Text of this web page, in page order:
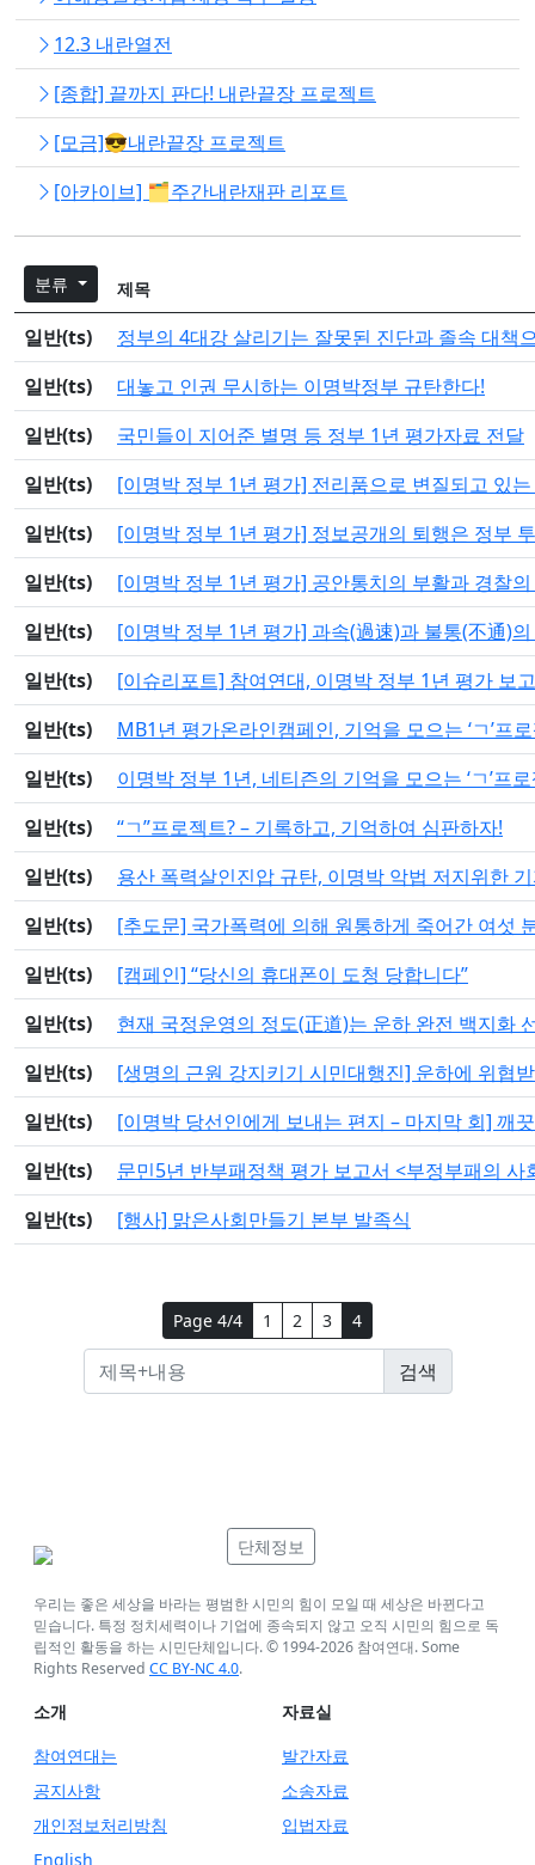
12.3 내란열전
[종합] 끝까지 판다! 내란끝장 프로젝트
[모금]😎내란끝장 프로젝트
[아카이브] 🗂️주간내란재판 리포트
분류 제목
일반(ts)
정부의 4대강 살리기는 잘못된 진단과 졸속 대책
일반(ts)
대놓고 인권 무시하는 이명박정부 규탄한다!
일반(ts)
국민들이 지어준 별명 등 정부 1년 평가자료 전달
일반(ts)
[이명박 정부 1년 평가] 전리품으로 변질되고 있
일반(ts)
[이명박 정부 1년 평가] 정보공개의 퇴행은 정부
일반(ts)
[이명박 정부 1년 평가] 공안통치의 부활과 경찰
일반(ts)
[이명박 정부 1년 평가] 과속(過速)과 불통(不通)
일반(ts)
[이슈리포트] 참여연대, 이명박 정부 1년 평가 보
일반(ts)
MB1년 평가온라인캠페인, 기억을 모으는 ‘ㄱ’프
일반(ts)
이명박 정부 1년, 네티즌의 기억을 모으는 ‘ㄱ’프
일반(ts)
“ㄱ”프로젝트? – 기록하고, 기억하여 심판하자!
일반(ts)
용산 폭력살인진압 규탄, 이명박 악법 저지위한
일반(ts)
[추도문] 국가폭력에 의해 원통하게 죽어간 여섯
일반(ts)
[캠페인] “당신의 휴대폰이 도청 당합니다”
일반(ts)
현재 국정운영의 정도(正道)는 운하 완전 백지화
일반(ts)
[생명의 근원 강지키기 시민대행진] 운하에 위협
일반(ts)
[이명박 당선인에게 보내는 편지 – 마지막 회] 깨
일반(ts)
문민5년 반부패정책 평가 보고서 <부정부패의 사
일반(ts)
[행사] 맑은사회만들기 본부 발족식
Page 4/4 1 2 3 4
단체정보
우리는 좋은 세상을 바라는 평범한 시민의 힘이 모일 때 세상은 바뀐다고
믿습니다. 특정 정치세력이나 기업에 종속되지 않고 오직 시민의 힘으로 독
립적인 활동을 하는 시민단체입니다. © 1994-2026 참여연대. Some
Rights Reserved CC BY-NC 4.0.
소개
참여연대는
공지사항
개인정보처리방침
English
자료실
발간자료
소송자료
입법자료